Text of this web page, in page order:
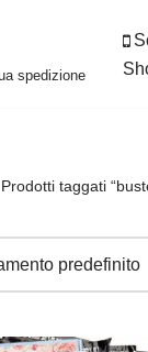
spedizione
Prodotti taggati